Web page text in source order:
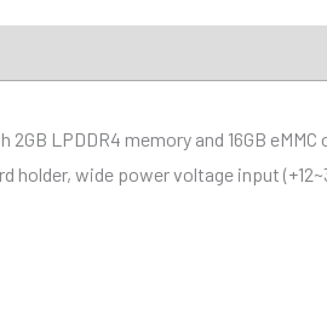
LPDDR4 memory and 16GB
holder, wide power voltage input